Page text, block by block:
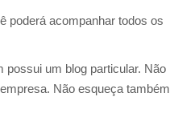
poderá acompanhar todos os
possui um blog particular. Não
Não esqueça também